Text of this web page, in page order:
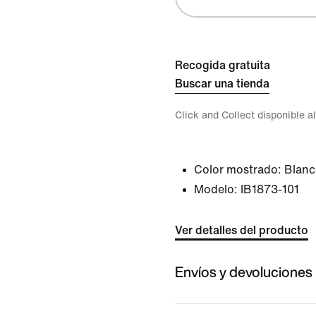
Recogida gratuita
Buscar una tienda
Click and Collect disponible
Color mostrado:
Modelo:
IB1873-101
Ver detalles del producto
Envíos y devoluciones